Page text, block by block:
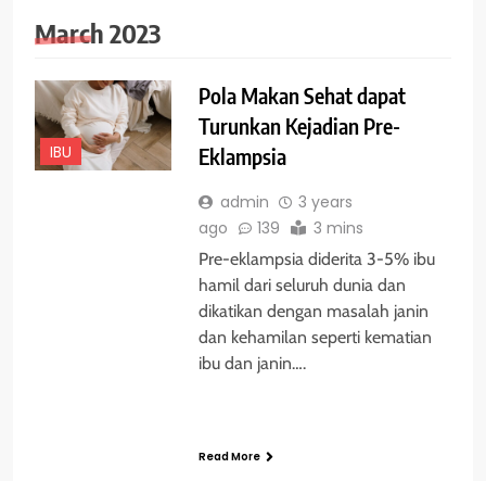
March 2023
IBU
Pola Makan Sehat dapat
Turunkan Kejadian Pre-
Eklampsia
admin
3 years
ago
139 3 mins
Pre-eklampsia diderita 3-5% ibu
hamil dari seluruh dunia dan
dikatikan dengan masalah janin
dan kehamilan seperti kematian
ibu dan janin….
Read More